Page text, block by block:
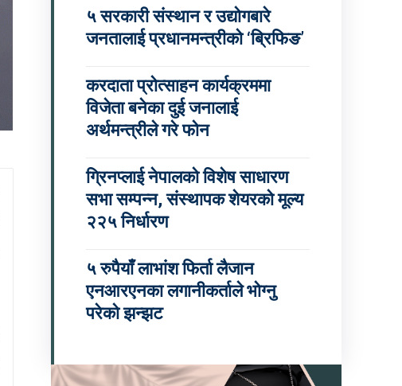
५ सरकारी संस्थान र उद्योगबारे
जनतालाई प्रधानमन्त्रीको ‘ब्रिफिङ’
करदाता प्रोत्साहन कार्यक्रममा
विजेता बनेका दुई जनालाई
अर्थमन्त्रीले गरे फोन
ग्रिनप्लाई नेपालको विशेष साधारण
सभा सम्पन्न, संस्थापक शेयरको मूल्य
२२५ निर्धारण
५ रुपैयाँ लाभांश फिर्ता लैजान
एनआरएनका लगानीकर्ताले भोग्नु
परेको झन्झट